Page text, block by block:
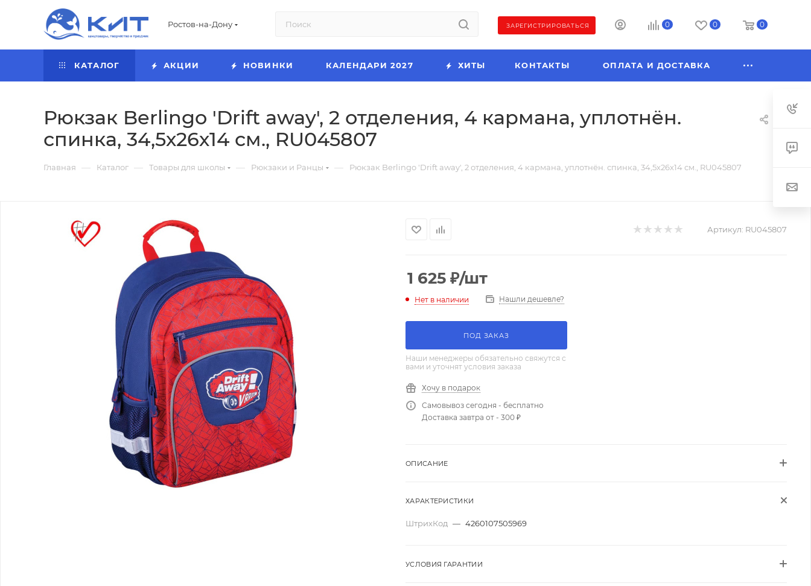
Ростов-на-Дону ЗАРЕГИСТРИРОВАТЬСЯ 0 0 0
КАТАЛОГ АКЦИИ НОВИНКИ КАЛЕНДАРИ 2027 ХИТЫ КОНТАКТЫ ОПЛАТА И ДОСТАВКА
Рюкзак Berlingo 'Drift away', 2 отделения, 4 кармана, уплотнён.
спинка, 34,5х26х14 см., RU045807
Главная — Каталог — Товары для школы — Рюкзаки и Ранцы — Рюкзак Berlingo 'Drift away', 2 отделения, 4 кармана, уплотнён. спинка, 34,5х26х14 см., RU045807
Артикул: RU045807
1 625 ₽/шт
Нет в наличии Нашли дешевле?
ПОД ЗАКАЗ
Наши менеджеры обязательно свяжутся с
вами и уточнят условия заказа
Хочу в подарок
Самовывоз сегодня - бесплатно
Доставка завтра от - 300 ₽
ОПИСАНИЕ
ХАРАКТЕРИСТИКИ
ШтрихКод — 4260107505969
УСЛОВИЯ ГАРАНТИИ